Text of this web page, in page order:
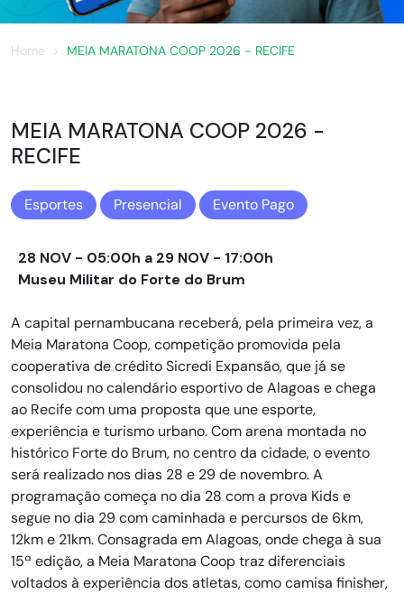
Home MEIA MARATONA COOP 2026 - RECIFE
MEIA MARATONA COOP 2026 -
RECIFE
Esportes Presencial Evento Pago
28 NOV - 05:00h a 29 NOV - 17:00h
Museu Militar do Forte do Brum
A capital pernambucana receberá, pela primeira vez, a
Meia Maratona Coop, competição promovida pela
cooperativa de crédito Sicredi Expansão, que já se
consolidou no calendário esportivo de Alagoas e chega
ao Recife com uma proposta que une esporte,
experiência e turismo urbano. Com arena montada no
histórico Forte do Brum, no centro da cidade, o evento
será realizado nos dias 28 e 29 de novembro. A
programação começa no dia 28 com a prova Kids e
segue no dia 29 com caminhada e percursos de 6km,
12km e 21km. Consagrada em Alagoas, onde chega à sua
15ª edição, a Meia Maratona Coop traz diferenciais
voltados à experiência dos atletas, como camisa finisher,